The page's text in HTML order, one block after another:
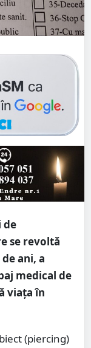
de
se revoltă
ani, a
medical de
viața în
(piercing)